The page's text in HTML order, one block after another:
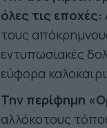
όλες τις εποχές:
τους
εντυπωσιακές
εύφορα
Την περίφημη
αλλόκοτους